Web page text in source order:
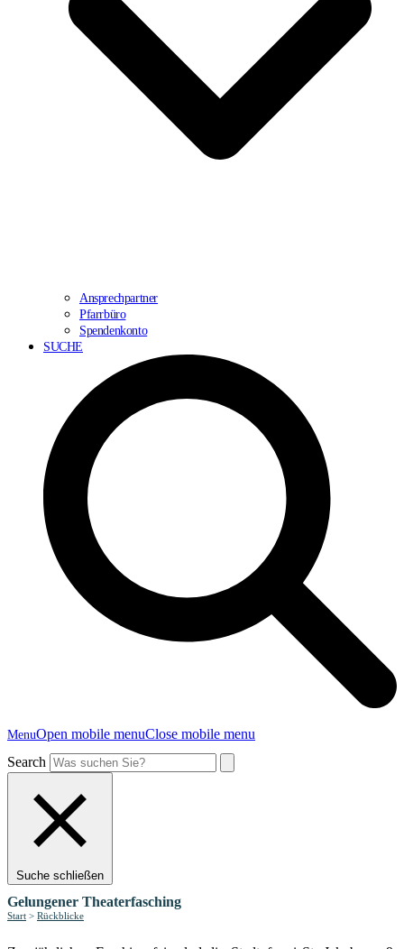
Ansprechpartner
Pfarrbüro
Spendenkonto
SUCHE
MenuOpen mobile menuClose mobile menu
Search
Suche schließen
Gelungener Theaterfasching
Start > Rückblicke